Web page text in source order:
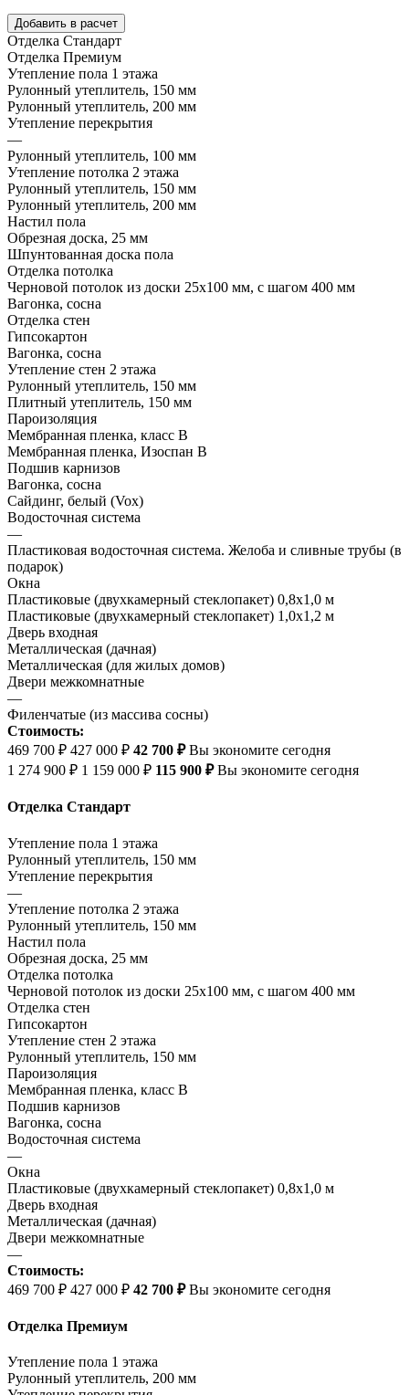
Добавить в расчет
Отделка Стандарт
Отделка Премиум
Утепление пола 1 этажа
Рулонный утеплитель, 150 мм
Рулонный утеплитель, 200 мм
Утепление перекрытия
—
Рулонный утеплитель, 100 мм
Утепление потолка 2 этажа
Рулонный утеплитель, 150 мм
Рулонный утеплитель, 200 мм
Настил пола
Обрезная доска, 25 мм
Шпунтованная доска пола
Отделка потолка
Черновой потолок из доски 25х100 мм, с шагом 400 мм
Вагонка, сосна
Отделка стен
Гипсокартон
Вагонка, сосна
Утепление стен 2 этажа
Рулонный утеплитель, 150 мм
Плитный утеплитель, 150 мм
Пароизоляция
Мембранная пленка, класс В
Мембранная пленка, Изоспан В
Подшив карнизов
Вагонка, сосна
Сайдинг, белый (Vox)
Водосточная система
—
Пластиковая водосточная система. Желоба и сливные трубы (в
подарок)
Окна
Пластиковые (двухкамерный стеклопакет) 0,8х1,0 м
Пластиковые (двухкамерный стеклопакет) 1,0х1,2 м
Дверь входная
Металлическая (дачная)
Металлическая (для жилых домов)
Двери межкомнатные
—
Филенчатые (из массива сосны)
Стоимость:
469 700 ₽ 427 000 ₽ 42 700 ₽Вы экономите сегодня
1 274 900 ₽ 1 159 000 ₽ 115 900 ₽Вы экономите сегодня
Отделка Стандарт
Утепление пола 1 этажа
Рулонный утеплитель, 150 мм
Утепление перекрытия
—
Утепление потолка 2 этажа
Рулонный утеплитель, 150 мм
Настил пола
Обрезная доска, 25 мм
Отделка потолка
Черновой потолок из доски 25х100 мм, с шагом 400 мм
Отделка стен
Гипсокартон
Утепление стен 2 этажа
Рулонный утеплитель, 150 мм
Пароизоляция
Мембранная пленка, класс В
Подшив карнизов
Вагонка, сосна
Водосточная система
—
Окна
Пластиковые (двухкамерный стеклопакет) 0,8х1,0 м
Дверь входная
Металлическая (дачная)
Двери межкомнатные
—
Стоимость:
469 700 ₽ 427 000 ₽ 42 700 ₽Вы экономите сегодня
Отделка Премиум
Утепление пола 1 этажа
Рулонный утеплитель, 200 мм